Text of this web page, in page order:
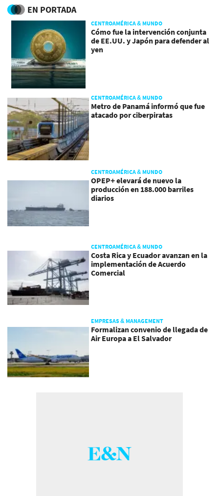
EN PORTADA
CENTROAMÉRICA & MUNDO
Cómo fue la intervención conjunta
de EE.UU. y Japón para defender al
yen
CENTROAMÉRICA & MUNDO
Metro de Panamá informó que fue
atacado por ciberpiratas
CENTROAMÉRICA & MUNDO
OPEP+ elevará de nuevo la
producción en 188.000 barriles
diarios
CENTROAMÉRICA & MUNDO
Costa Rica y Ecuador avanzan en la
implementación de Acuerdo
Comercial
EMPRESAS & MANAGEMENT
Formalizan convenio de llegada de
Air Europa a El Salvador